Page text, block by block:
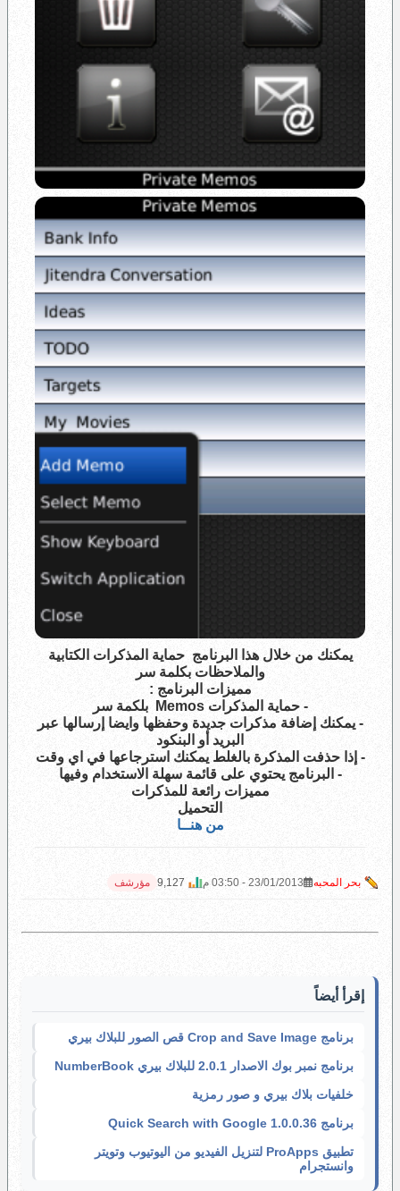
يمكنك من خلال هذا البرنامج حماية المذكرات الكتابية
والملاحظات بكلمة سر
مميزات البرنامج :
- حماية المذكرات Memos بلكمة سر
- يمكنك إضافة مذكرات جديدة وحفظها وايضا إرسالها عبر
البريد أو البنكود
- إذا حذفت المذكرة بالغلط يمكنك استرجاعها في اي وقت
- البرنامج يحتوي على قائمة سهلة الاستخدام وفيها
مميزات رائعة للمذكرات
التحميل
من هنــا
بحر المحبه 23/01/2013 - 03:50 م 9,127 مؤرشف
إقرأ أيضاً
برنامج Crop and Save Image قص الصور للبلاك بيري
برنامج نمبر بوك الاصدار 2.0.1 للبلاك بيري NumberBook
خلفيات بلاك بيري و صور رمزية
برنامج Quick Search with Google 1.0.0.36
تطبيق ProApps لتنزيل الفيديو من اليوتيوب وتويتر
وانستجرام